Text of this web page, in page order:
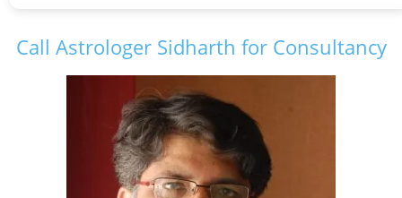
Call Astrologer Sidharth for Consultancy